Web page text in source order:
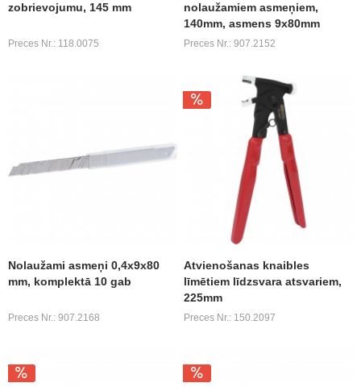
zobrievojumu, 145 mm
Preces Nr.: 118.0075
nolaužamiem asmeņiem,
140mm, asmens 9x80mm
Preces Nr.: 907.2152
Nolaužami asmeņi 0,4x9x80
mm, komplektā 10 gab
Preces Nr.: 907.2168
Atvienošanas knaibles
līmētiem līdzsvara atsvariem,
225mm
Preces Nr.: 150.2097